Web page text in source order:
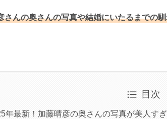
さんの奥さんの写真や結婚にいたるまでの
目次
年最新！加藤晴彦の奥さんの写真が美人す